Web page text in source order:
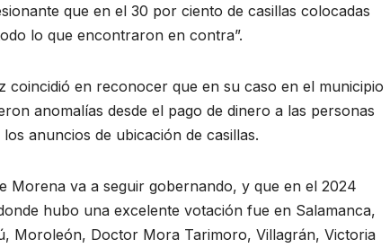
que en el 30 por ciento de casillas colocadas
lo que encontraron en contra”.
coincidió en reconocer que en su caso en el municipio
anomalías desde el pago de dinero a las personas
anuncios de ubicación de casillas.
va a seguir gobernando, y que en el 2024
hubo una excelente votación fue en Salamanca,
Moroleón, Doctor Mora Tarimoro, Villagrán, Victoria